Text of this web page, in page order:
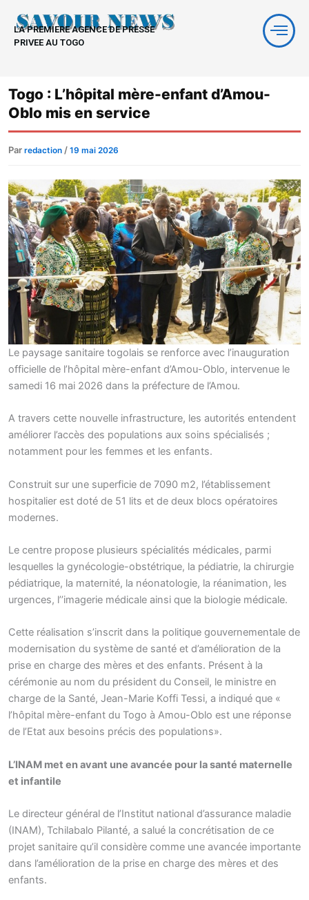
contenu
LA PREMIERE AGENCE DE PRESSE
PRIVEE AU TOGO
Togo : L’hôpital mère-enfant d’Amou-
Oblo mis en service
Par redaction / 19 mai 2026
Le paysage sanitaire togolais se renforce avec l’inauguration
officielle de l’hôpital mère-enfant d’Amou-Oblo, intervenue le
samedi 16 mai 2026 dans la préfecture de l’Amou.
A travers cette nouvelle infrastructure, les autorités entendent
améliorer l’accès des populations aux soins spécialisés ;
notamment pour les femmes et les enfants.
Construit sur une superficie de 7090 m2, l’établissement
hospitalier est doté de 51 lits et de deux blocs opératoires
modernes.
Le centre propose plusieurs spécialités médicales, parmi
lesquelles la gynécologie-obstétrique, la pédiatrie, la chirurgie
pédiatrique, la maternité, la néonatologie, la réanimation, les
urgences, l’’imagerie médicale ainsi que la biologie médicale.
Cette réalisation s’inscrit dans la politique gouvernementale de
modernisation du système de santé et d’amélioration de la
prise en charge des mères et des enfants. Présent à la
cérémonie au nom du président du Conseil, le ministre en
charge de la Santé, Jean-Marie Koffi Tessi, a indiqué que «
l’hôpital mère-enfant du Togo à Amou-Oblo est une réponse
de l’Etat aux besoins précis des populations».
L’INAM met en avant une avancée pour la santé maternelle
et infantile
Le directeur général de l’Institut national d’assurance maladie
(INAM), Tchilabalo Pilanté, a salué la concrétisation de ce
projet sanitaire qu’il considère comme une avancée importante
dans l’amélioration de la prise en charge des mères et des
enfants.